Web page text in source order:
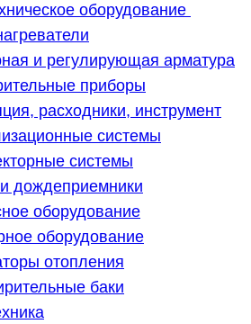
оборудование
и регулирующая арматура
приборы
расходники, инструмент
системы
системы
дождеприемники
оборудование
оборудование
отопления
баки